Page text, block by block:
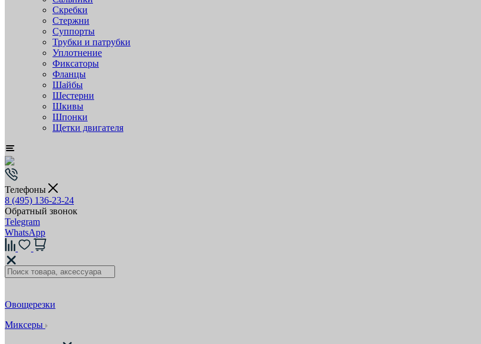
Скребки
Стержни
Суппорты
Трубки и патрубки
Уплотнение
Фиксаторы
Фланцы
Шайбы
Шестерни
Шкивы
Шпонки
Щетки двигателя
Телефоны
8 (495) 136-23-24
Обратный звонок
Telegram
WhatsApp
Овощерезки
Миксеры